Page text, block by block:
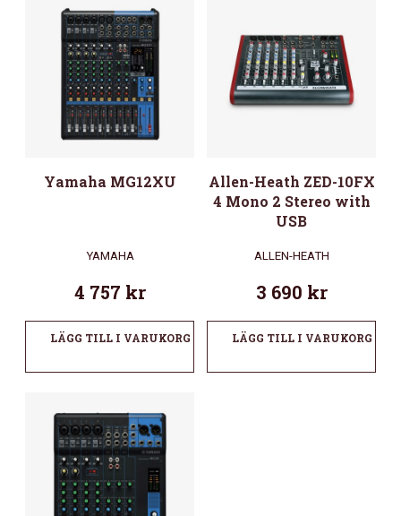
Yamaha MG12XU
YAMAHA
4 757 kr
LÄGG TILL I VARUKORG
Allen-Heath ZED-10FX
4 Mono 2 Stereo with
USB
ALLEN-HEATH
3 690 kr
LÄGG TILL I VARUKORG